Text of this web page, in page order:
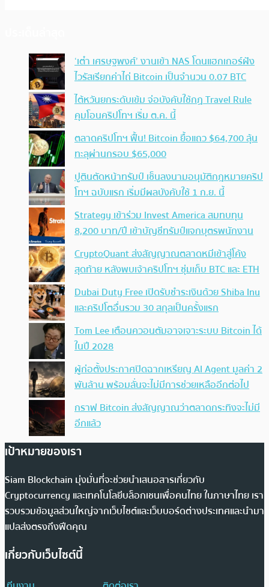
‘เต๋า เศรษฐพงศ์’ งานเข้า NAS โดนแฮกเกอร์ฝัง
ไวรัสเรียกค่าไถ่ Bitcoin เป็นจำนวน 0.07 BTC
ไต้หวันยกระดับเข้ม จ่อบังคับใช้กฏ Travel Rule
คุมโอนคริปโทฯ เริ่ม ต.ค. นี้
ตลาดคริปโทฯ ฟื้น! Bitcoin ยื้อแถว $64,700 ลุ้น
ทะลุผ่านกรอบ $65,000
ปูตินตัดหน้าทรัมป์ เซ็นลงนามอนุมัติกฎหมายคริป
โทฯ ฉบับแรก เริ่มมีผลบังคับใช้ 1 ก.ย. นี้
Strategy เข้าร่วม Invest America สมทบทุน
8,200 บาท/ปี เข้าบัญชีทรัมป์แจกบุตรพนักงาน
CryptoQuant ส่งสัญญาณตลาดหมีเข้าสู่โค้ง
สุดท้าย หลังพบเจ้าคริปโทฯ ซุ่มเก็บ BTC และ ETH
Dubai Duty Free เปิดรับชำระเงินด้วย Shiba Inu
และคริปโตอื่นรวม 30 สกุลเป็นครั้งแรก
Tom Lee เตือนควอนตัมอาจเจาะระบบ Bitcoin ได้
ในปี 2028
ผู้ก่อตั้งประกาศปิดฉากเหรียญ AI Agent มูลค่า 2
พันล้าน พร้อมลั่นจะไม่มีการช่วยเหลืออีกต่อไป
กราฟ Bitcoin ส่งสัญญาณว่าตลาดกระทิงจะไม่มี
อีกแล้ว
เป้าหมายของเรา
Siam Blockchain มุ่งมั่นที่จะช่วยนำเสนอสารเกี่ยวกับ
Cryptocurrency และเทคโนโลยีบล็อกเชนเพื่อคนไทย ในภาษาไทย เรา
รวบรวมข้อมูลส่วนใหญ่จากเว็บไซต์และเว็บบอร์ดต่างประเทศและนำมา
แปลส่งตรงถึงฟีดคุณ
เกี่ยวกับเว็บไซต์นี้